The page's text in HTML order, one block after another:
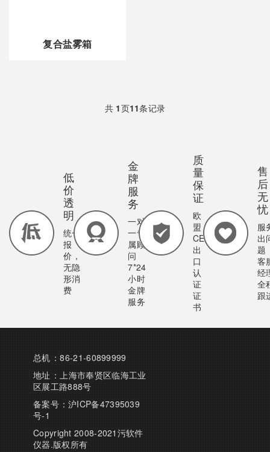
复合盐雾箱
共 1页11条记录
低
价
透
明
统一
报
价，
无隐
形消
费
金
牌
服
务
一对
一专
属顾
问
7*24
小时
金牌
服务
质
量
保
证
欧
盟
CE
出
口
认
证
证
书
售
后
无
忧
服
出
题
客
经
全
跟
总机：86-21-60899999
地址：上海市奉贤区临海工业
区展工路888号
备案号：沪ICP备47395039
号-1
Copyright 2008-2021污软件
仪器.版权所有